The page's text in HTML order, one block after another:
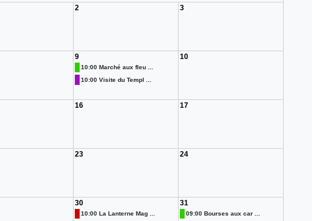
2 3
9
10:00 Marché aux fleu ...
10:00 Visite du Templ ...
10
16 17
23 24
30
10:00 La Lanterne Mag ...
31
09:00 Bourses aux car ...